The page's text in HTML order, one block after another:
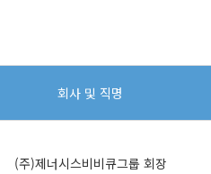
회사 및 직명
(주)제너시스비비큐그룹 회장